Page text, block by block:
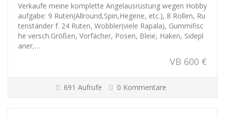
Verkaufe meine komplette Angelausrüstung wegen Hobby
aufgabe: 9 Ruten(Allround,Spin,Hegene, etc.), 8 Rollen, Ru
tenständer f. 24 Ruten, Wobbler(viele Rapala), Gummifisc
he versch.Größen, Vorfächer, Posen, Bleie, Haken, Sidepl
aner,…
VB 600 €
691 Aufrufe 0 Kommentare